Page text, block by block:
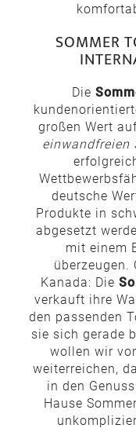
SOMMER
Die
großen Wert
einwandfreien
deutsche
Produkte in
abgesetzt
mit einem
überzeugen.
Kanada: Die
verkauft ihre
den passenden
sie sich gerade
wollen wir
weiterreichen,
in den
Hause